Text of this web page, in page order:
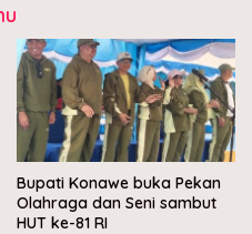
Bupati Konawe buka Pekan
Olahraga dan Seni sambut
HUT ke-81 RI